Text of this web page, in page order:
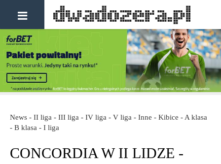
News - II liga - III liga - IV liga - V liga - Inne - Kibice - A klasa
- B klasa - I liga
CONCORDIA W II LIDZE -